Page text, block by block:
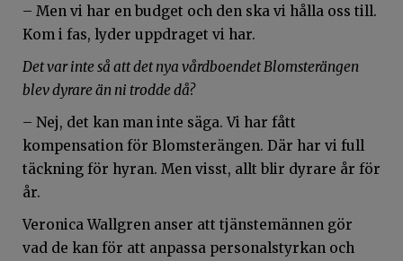
– Men vi har en budget och den ska vi hålla oss till.
Kom i fas, lyder uppdraget vi har.
Det var inte så att det nya vårdboendet Blomsterängen
blev dyrare än ni trodde då?
– Nej, det kan man inte säga. Vi har fått
kompensation för Blomsterängen. Där har vi full
täckning för hyran. Men visst, allt blir dyrare år för
år.
Veronica Wallgren anser att tjänstemännen gör
vad de kan för att anpassa personalstyrkan och